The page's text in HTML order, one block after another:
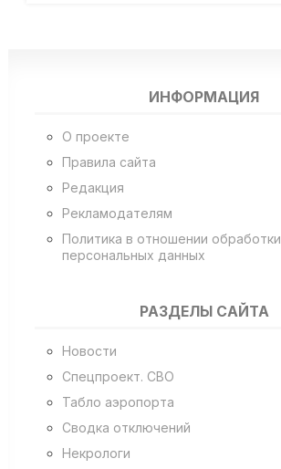
ИНФОРМАЦИЯ
О проекте
Правила сайта
Редакция
Рекламодателям
Политика в отношении обработки
персональных данных
РАЗДЕЛЫ САЙТА
Новости
Спецпроект. СВО
Табло аэропорта
Сводка отключений
Некрологи